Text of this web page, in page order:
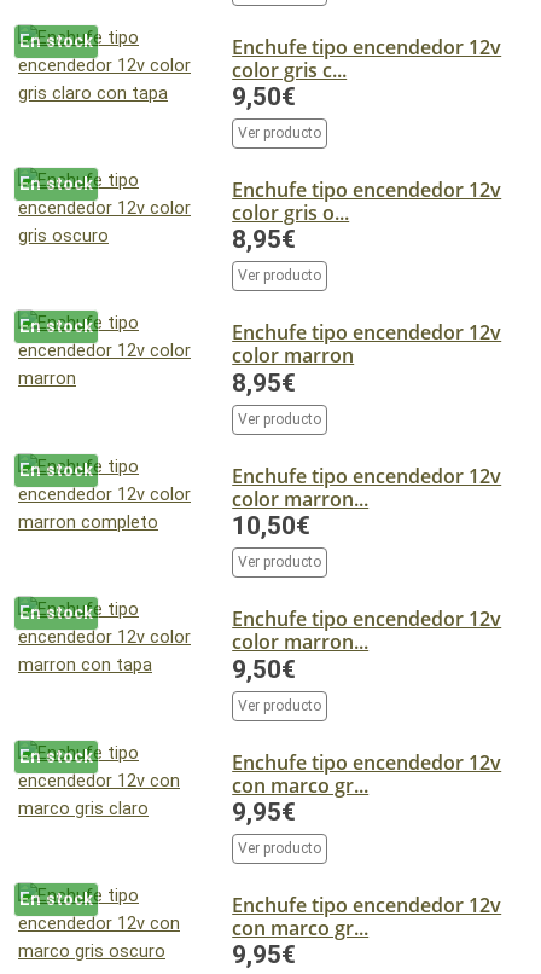
En stock
Enchufe tipo encendedor 12v
color gris c...
9,50€
Ver producto
En stock
Enchufe tipo encendedor 12v
color gris o...
8,95€
Ver producto
En stock
Enchufe tipo encendedor 12v
color marron
8,95€
Ver producto
En stock
Enchufe tipo encendedor 12v
color marron...
10,50€
Ver producto
En stock
Enchufe tipo encendedor 12v
color marron...
9,50€
Ver producto
En stock
Enchufe tipo encendedor 12v
con marco gr...
9,95€
Ver producto
En stock
Enchufe tipo encendedor 12v
con marco gr...
9,95€